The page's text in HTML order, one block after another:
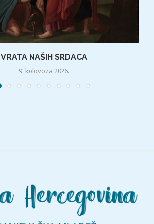
VRATA NAŠIH SRDACA
9. kolovoza 2026.